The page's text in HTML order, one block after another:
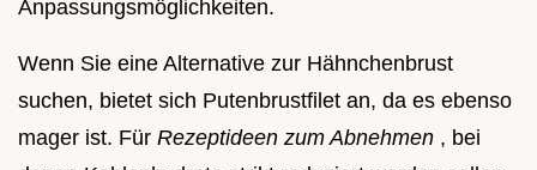
Anpassungsmöglichkeiten.
Wenn Sie eine Alternative zur Hähnchenbrust
suchen, bietet sich Putenbrustfilet an, da es ebenso
mager ist. Für Rezeptideen zum Abnehmen , bei